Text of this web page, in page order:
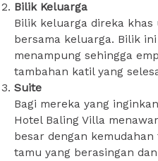
Bilik Keluarga
Bilik keluarga direka
bersama keluarga. Bilik
menampung sehingga
tambahan katil yang
Suite
Bagi mereka yang
Hotel Baling Villa
besar dengan
tamu yang berasingan